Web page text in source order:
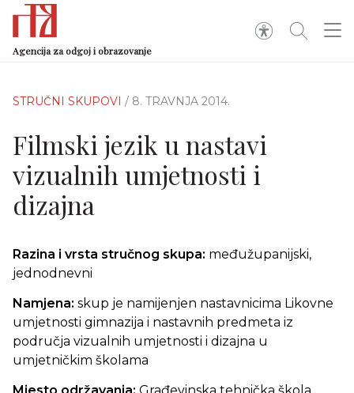
Agencija za odgoj i obrazovanje
STRUČNI SKUPOVI / 8. TRAVNJA 2014.
Filmski jezik u nastavi
vizualnih umjetnosti i
dizajna
Razina i vrsta stručnog skupa: međužupanijski,
jednodnevni
Namjena: skup je namijenjen nastavnicima Likovne
umjetnosti gimnazija i nastavnih predmeta iz
područja vizualnih umjetnosti i dizajna u
umjetničkim školama